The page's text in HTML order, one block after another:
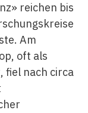
reichen bis
Am
oft als
fiel nach circa